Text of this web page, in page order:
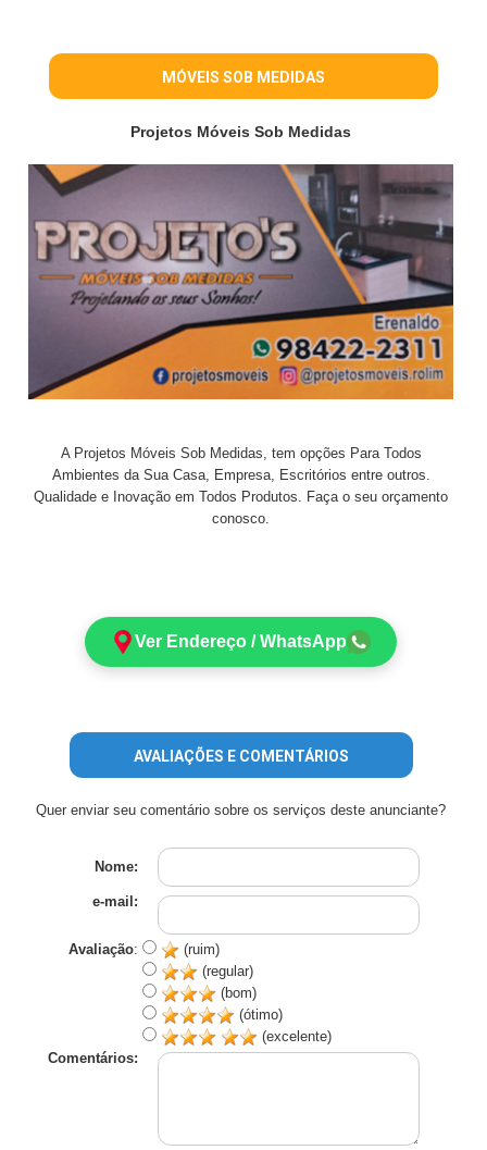
MÓVEIS SOB MEDIDAS
Projetos Móveis Sob Medidas
A Projetos Móveis Sob Medidas, tem opções Para Todos
Ambientes da Sua Casa, Empresa, Escritórios entre outros.
Qualidade e Inovação em Todos Produtos. Faça o seu orçamento
conosco.
Ver Endereço / WhatsApp
AVALIAÇÕES E COMENTÁRIOS
Quer enviar seu comentário sobre os serviços deste anunciante?
Nome:
e-mail:
Avaliação:
(ruim)
(regular)
(bom)
(ótimo)
(excelente)
Comentários: